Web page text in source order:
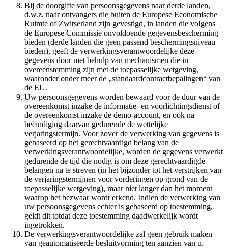
Bij de doorgifte van persoonsgegevens naar derde landen,
d.w.z. naar ontvangers die buiten de Europese Economische
Ruimte of Zwitserland zijn gevestigd, in landen die volgens
de Europese Commissie onvoldoende gegevensbescherming
bieden (derde landen die geen passend beschermingsniveau
bieden), geeft de verwerkingsverantwoordelijke deze
gegevens door met behulp van mechanismen die in
overeenstemming zijn met de toepasselijke wetgeving,
waaronder onder meer de „standaardcontractbepalingen“ van
de EU.
Uw persoonsgegevens worden bewaard voor de duur van de
overeenkomst inzake de informatie- en voorlichtingsdienst of
de overeenkomst inzake de demo-account, en ook na
beëindiging daarvan gedurende de wettelijke
verjaringstermijn. Voor zover de verwerking van gegevens is
gebaseerd op het gerechtvaardigd belang van de
verwerkingsverantwoordelijke, worden de gegevens verwerkt
gedurende de tijd die nodig is om deze gerechtvaardigde
belangen na te streven (in het bijzonder tot het verstrijken van
de verjaringstermijnen voor vorderingen op grond van de
toepasselijke wetgeving), maar niet langer dan het moment
waarop het bezwaar wordt erkend. Indien de verwerking van
uw persoonsgegevens echter is gebaseerd op toestemming,
geldt dit totdat deze toestemming daadwerkelijk wordt
ingetrokken.
De verwerkingsverantwoordelijke zal geen gebruik maken
van geautomatiseerde besluitvorming ten aanzien van u.